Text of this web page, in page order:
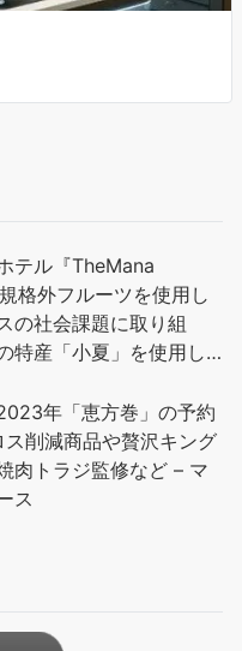
テル『TheMana
格外フルーツを使用し
の社会課題に取り組
特産「小夏」を使用し
発信。 – PR TIMES
年「恵方巻」の予約
ス削減商品や贅沢キング
肉トラジ監修など – マ
ス